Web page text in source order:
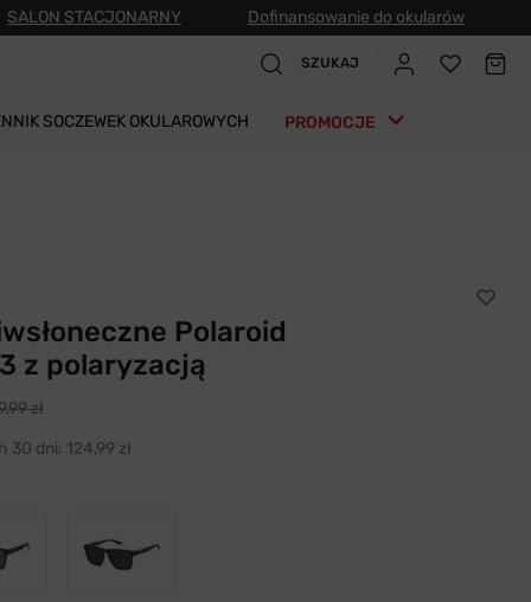
SALON STACJONARNY Dofinansowanie do okularów
SZUKAJ
SOCZEWEK OKULAROWYCH PROMOCJE
Polaroid
z polaryzacją
zł
30 dni: 124,99 zł